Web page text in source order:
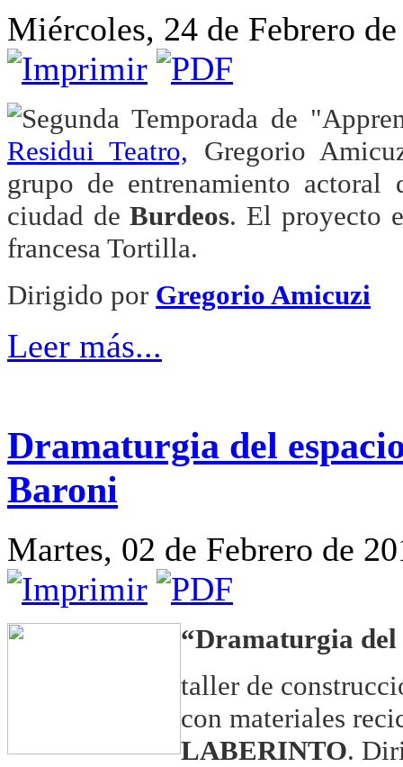
Miércoles, 24 de Febrero
Segunda Temporada de
Residui Teatro, Gregorio
grupo de entrenamiento
ciudad deBurdeos. El proyecto
francesa Tortilla.
Dirigido por Gregorio Amicuzi
Leer más...
Dramaturgia del
Baroni
Martes, 02 de Febrero de
“Dramaturgia del
taller de
con materiales
LABERINTO.